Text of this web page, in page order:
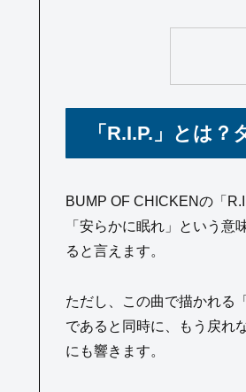
「R.I.P.」とは
BUMP OF CHICKENの「
「安らかに眠れ」という意
ると言えます。
ただし、この曲で描かれる
であると同時に、もう戻れ
にも響きます。